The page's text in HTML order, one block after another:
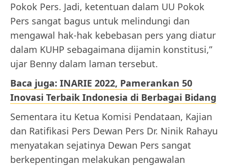
Pokok Pers. Jadi, ketentuan dalam UU Pokok
Pers sangat bagus untuk melindungi dan
mengawal hak-hak kebebasan pers yang diatur
dalam KUHP sebagaimana dijamin konstitusi,”
ujar Benny dalam laman tersebut.
Baca juga: INARIE 2022, Pamerankan 50
Inovasi Terbaik Indonesia di Berbagai Bidang
Sementara itu Ketua Komisi Pendataan, Kajian
dan Ratifikasi Pers Dewan Pers Dr. Ninik Rahayu
menyatakan sejatinya Dewan Pers sangat
berkepentingan melakukan pengawalan